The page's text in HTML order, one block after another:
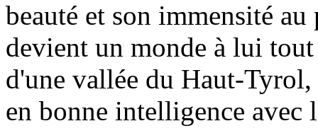
beauté et son immensité
devient un monde à lui tout
d'une vallée du Haut-
en bonne intelligence avec